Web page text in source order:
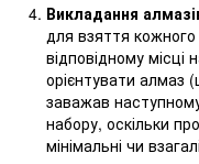
Викладання
для взяття
відповідному
орієнтувати алмаз
заважав
набору, оскільки
мінімальні чи